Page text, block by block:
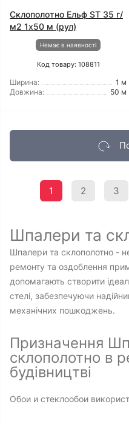
Склополотно Ельф ST 35 г/
м2 1x50 м (рул)
Немає в наявності
Код товару: 108811
Ширина:
1 м
Довжина:
50 м
1 2 3
Шпалери та
Шпалери та склополотно -
ремонту та оздоблення
допомагають створити
стелі, забезпечуючи
механічних пошкоджень.
Призначення
склополотно в
будівництві
Обои и стеклообои